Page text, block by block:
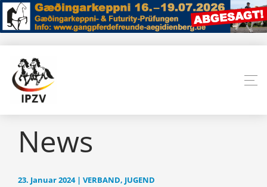
News
23. Januar 2024 | VERBAND, JUGEND